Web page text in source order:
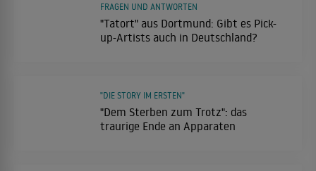
"Tatort" aus Dortmund: Gibt es Pick-
up-Artists auch in Deutschland?
FRAGEN UND ANTWORTEN
"Dem Sterben zum Trotz": das
traurige Ende an Apparaten
"DIE STORY IM ERSTEN"